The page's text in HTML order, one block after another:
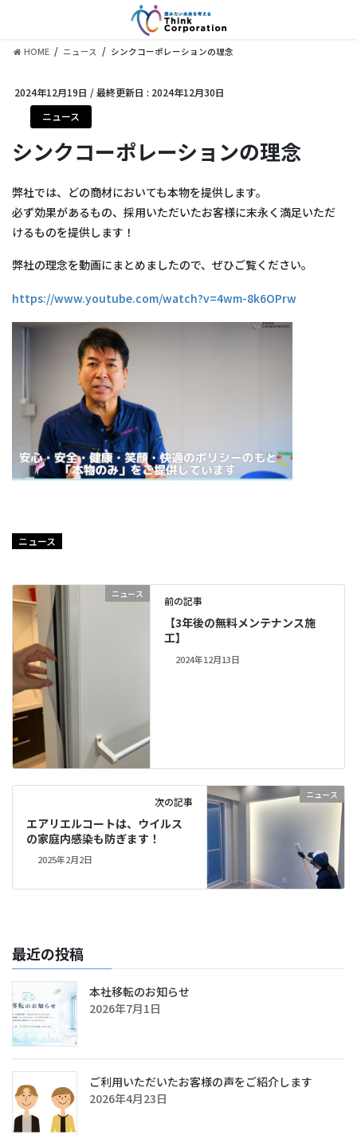
HOME ニュース シンクコーポレーションの理念
2024年12月19日 / 最終更新日 : 2024年12月30日
ニュース
シンクコーポレーションの理念
弊社では、どの商材においても本物を提供します。
必ず効果があるもの、採用いただいたお客様に末永く満足いただ
けるものを提供します！
弊社の理念を動画にまとめましたので、ぜひご覧ください。
https://www.youtube.com/watch?v=4wm-8k6OPrw
ニュース
ニュース
前の記事
【3年後の無料メンテナンス施
工】
2024年12月13日
ニュース
次の記事
エアリエルコートは、ウイルス
の家庭内感染も防ぎます！
2025年2月2日
最近の投稿
本社移転のお知らせ
2026年7月1日
ご利用いただいたお客様の声をご紹介します
2026年4月23日